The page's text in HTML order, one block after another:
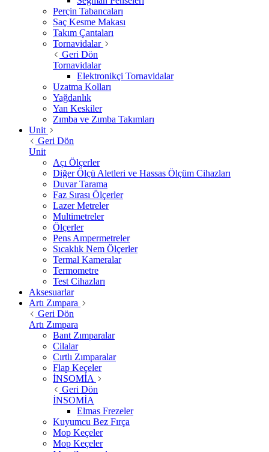
Perçin Tabancaları
Saç Kesme Makası
Takım Çantaları
Tornavidalar
Geri Dön
Tornavidalar
Elektronikçi Tornavidalar
Uzatma Kolları
Yağdanlık
Yan Keskiler
Zımba ve Zımba Takımları
Unit
Geri Dön
Unit
Açı Ölçerler
Diğer Ölçü Aletleri ve Hassas Ölçüm Cihazları
Duvar Tarama
Faz Sırası Ölçerler
Lazer Metreler
Multimetreler
Ölçerler
Pens Ampermetreler
Sıcaklık Nem Ölçerler
Termal Kameralar
Termometre
Test Cihazları
Aksesuarlar
Artı Zımpara
Geri Dön
Artı Zımpara
Bant Zımparalar
Cilalar
Cırtlı Zımparalar
Flap Keçeler
İNSOMİA
Geri Dön
İNSOMİA
Elmas Frezeler
Kuyumcu Bez Fırça
Mop Keçeler
Mop Keçeler